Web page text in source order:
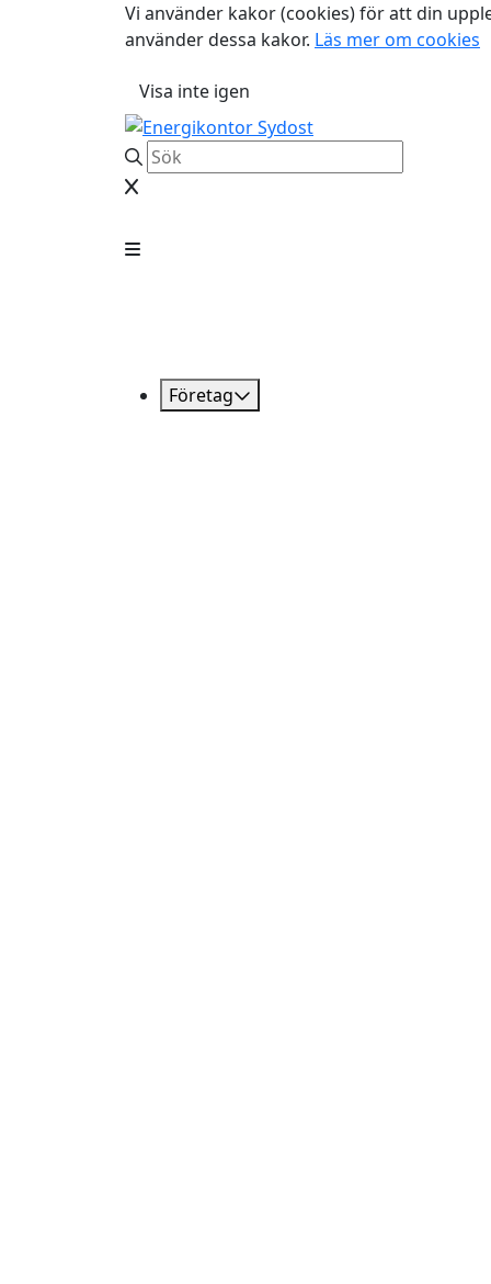
Vi använder kakor (cookies) för att din
använder dessa kakor. Läs mer om cookies
Visa inte igen
Företag